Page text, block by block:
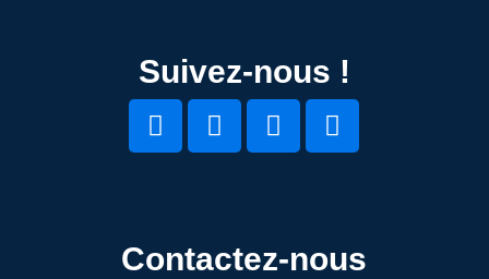
Suivez-nous !
Contactez-nous